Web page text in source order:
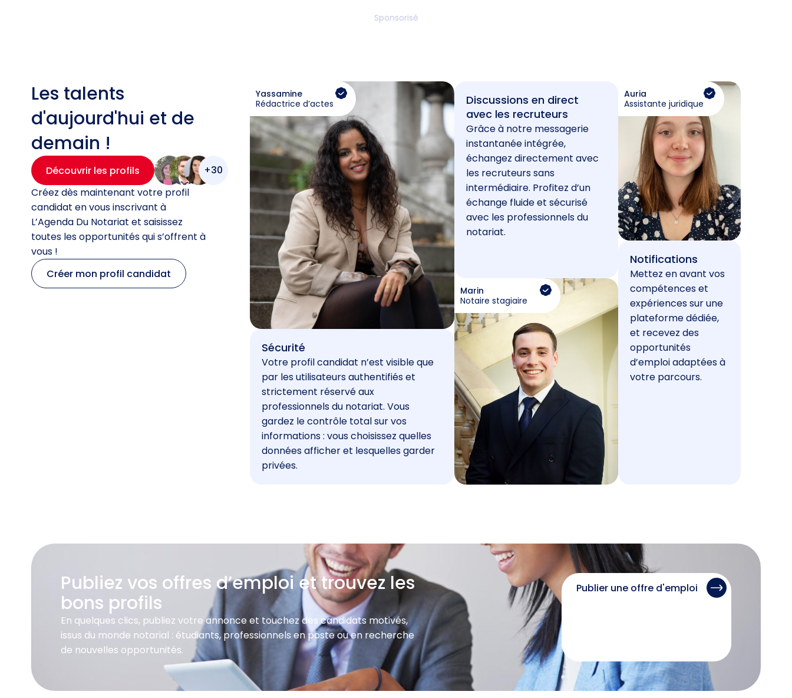
Sponsorisé
Les talents
d'aujourd'hui et de
demain !
Découvrir les profils
+30
Créez dès maintenant votre profil
candidat en vous inscrivant à
L’Agenda Du Notariat et saisissez
toutes les opportunités qui s’offrent à
vous !
Créer mon profil candidat
Yassamine
Rédactrice d’actes
Sécurité
Votre profil candidat n’est visible que
par les utilisateurs authentifiés et
strictement réservé aux
professionnels du notariat. Vous
gardez le contrôle total sur vos
informations : vous choisissez quelles
données afficher et lesquelles garder
privées.
Discussions en direct
avec les recruteurs
Grâce à notre messagerie
instantanée intégrée,
échangez directement avec
les recruteurs sans
intermédiaire. Profitez d’un
échange fluide et sécurisé
avec les professionnels du
notariat.
Marin
Notaire stagiaire
Auria
Assistante juridique
Notifications
Mettez en avant vos
compétences et
expériences sur une
plateforme dédiée,
et recevez des
opportunités
d’emploi adaptées à
votre parcours.
Publiez vos offres d’emploi et trouvez les
bons profils
En quelques clics, publiez votre annonce et touchez des candidats motivés,
issus du monde notarial : étudiants, professionnels en poste ou en recherche
de nouvelles opportunités.
Publier une offre d'emploi